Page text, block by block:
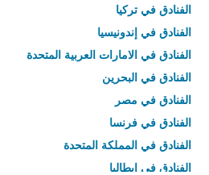
الفنادق في تركيا
الفنادق في إندونيسيا
الفنادق في الامارات العربية المتحدة
الفنادق في البحرين
الفنادق في مصر
الفنادق في فرنسا
الفنادق في المملكة المتحدة
الفنادق في إيطاليا